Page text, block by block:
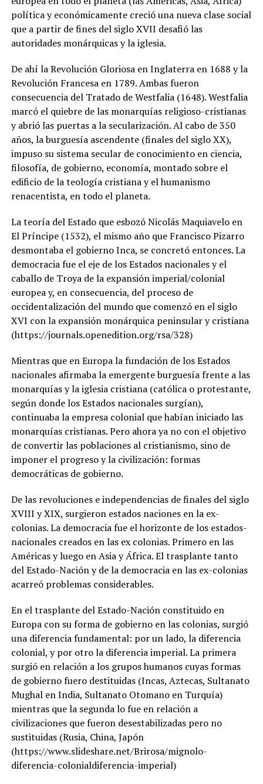
política y económicamente creció una nueva clase social
que a partir de fines del siglo XVII desafió las
autoridades monárquicas y la iglesia.
De ahí la Revolución Gloriosa en Inglaterra en 1688 y la
Revolución Francesa en 1789. Ambas fueron
consecuencia del Tratado de Westfalia (1648). Westfalia
marcó el quiebre de las monarquías religioso-cristianas
y abrió las puertas a la secularización. Al cabo de 350
años, la burguesía ascendente (finales del siglo XX),
impuso su sistema secular de conocimiento en ciencia,
filosofía, de gobierno, economía, montado sobre el
edificio de la teología cristiana y el humanismo
renacentista, en todo el planeta.
La teoría del Estado que esbozó Nicolás Maquiavelo en
El Príncipe (1532), el mismo año que Francisco Pizarro
desmontaba el gobierno Inca, se concretó entonces. La
democracia fue el eje de los Estados nacionales y el
caballo de Troya de la expansión imperial/colonial
europea y, en consecuencia, del proceso de
occidentalización del mundo que comenzó en el siglo
XVI con la expansión monárquica peninsular y cristiana
(https://journals.openedition.org/rsa/328)
Mientras que en Europa la fundación de los Estados
nacionales afirmaba la emergente burguesía frente a las
monarquías y la iglesia cristiana (católica o protestante,
según donde los Estados nacionales surgían),
continuaba la empresa colonial que habían iniciado las
monarquías cristianas. Pero ahora ya no con el objetivo
de convertir las poblaciones al cristianismo, sino de
imponer el progreso y la civilización: formas
democráticas de gobierno.
De las revoluciones e independencias de finales del siglo
XVIII y XIX, surgieron estados naciones en la ex-
colonias. La democracia fue el horizonte de los estados-
nacionales creados en las ex colonias. Primero en las
Américas y luego en Asia y África. El trasplante tanto
del Estado-Nación y de la democracia en las ex-colonias
acarreó problemas considerables.
En el trasplante del Estado-Nación constituido en
Europa con su forma de gobierno en las colonias, surgió
una diferencia fundamental: por un lado, la diferencia
colonial, y por otro la diferencia imperial. La primera
surgió en relación a los grupos humanos cuyas formas
de gobierno fuero destituidas (Incas, Aztecas, Sultanato
Mughal en India, Sultanato Otomano en Turquía)
mientras que la segunda lo fue en relación a
civilizaciones que fueron desestabilizadas pero no
sustituidas (Rusia, China, Japón
(https://www.slideshare.net/Brirosa/mignolo-
diferencia-colonialdiferencia-imperial)